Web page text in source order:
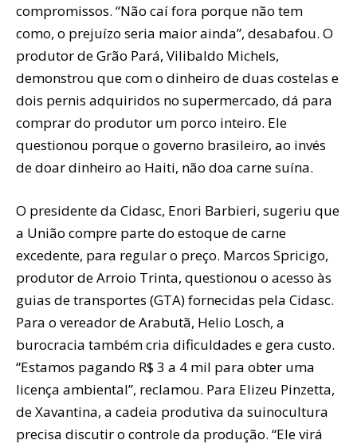
compromissos. “Não caí fora porque não tem
como, o prejuízo seria maior ainda”, desabafou. O
produtor de Grão Pará, Vilibaldo Michels,
demonstrou que com o dinheiro de duas costelas e
dois pernis adquiridos no supermercado, dá para
comprar do produtor um porco inteiro. Ele
questionou porque o governo brasileiro, ao invés
de doar dinheiro ao Haiti, não doa carne suína.
O presidente da Cidasc, Enori Barbieri, sugeriu que
a União compre parte do estoque de carne
excedente, para regular o preço. Marcos Spricigo,
produtor de Arroio Trinta, questionou o acesso às
guias de transportes (GTA) fornecidas pela Cidasc.
Para o vereador de Arabutã, Helio Losch, a
burocracia também cria dificuldades e gera custo.
“Estamos pagando R$ 3 a 4 mil para obter uma
licença ambiental”, reclamou. Para Elizeu Pinzetta,
de Xavantina, a cadeia produtiva da suinocultura
precisa discutir o controle da produção. “Ele virá